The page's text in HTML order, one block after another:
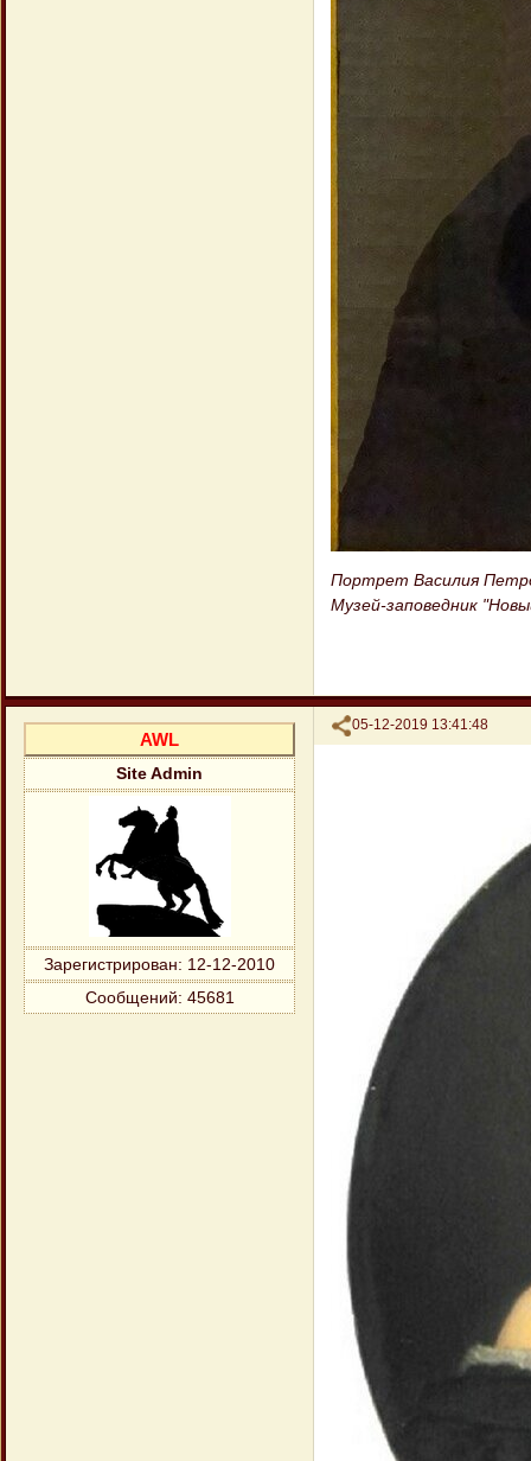
Портрет Василия
Музей-заповедник
Поделиться
05-12-2019 13:41:48
AWL
Site Admin
Зарегистрирован: 12-12-2010
Сообщений: 45681